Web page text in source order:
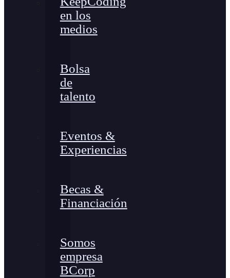
en los
medios
Bolsa
de
talento
Eventos &
Experiencias
Becas &
Financiación
Somos
empresa
BCorp